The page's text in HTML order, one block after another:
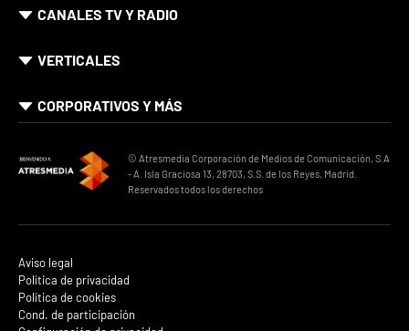
CANALES TV Y RADIO
VERTICALES
CORPORATIVOS Y MÁS
© Atresmedia Corporación de Medios de Comunicación, S.A
- A. Isla Graciosa 13, 28703, S.S. de los Reyes, Madrid.
Reservados todos los derechos
Aviso legal
Política de privacidad
Política de cookies
Cond. de participación